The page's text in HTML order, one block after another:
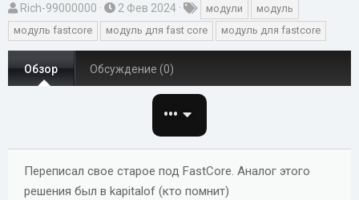
А
в
т
о
Rich-99000000
Д
а
т
н
и
2 Фев 2024
е
г
модули
модуль
модуль fastcore
модуль для fast core модуль для fastcore
Обзор Обсуждение (0)
•••
Переписал свое старое под FastCore. Аналог этого
решения был в kapitalof (кто помнит)